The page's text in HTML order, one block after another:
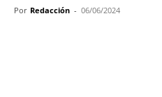
Por Redacción - 06/06/2024